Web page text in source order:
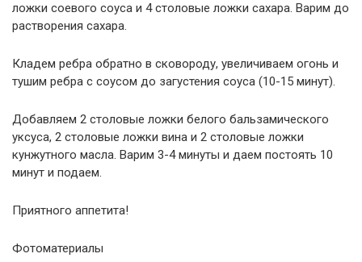
ложки соевого соуса и 4 столовые ложки сахара. Варим до
растворения сахара.
Кладем ребра обратно в сковороду, увеличиваем огонь и
тушим ребра с соусом до загустения соуса (10-15 минут).
Добавляем 2 столовые ложки белого бальзамического
уксуса, 2 столовые ложки вина и 2 столовые ложки
кунжутного масла. Варим 3-4 минуты и даем постоять 10
минут и подаем.
Приятного аппетита!
Фотоматериалы